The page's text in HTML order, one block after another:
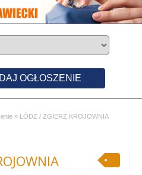
OGŁOSZENIE
» ŁÓDZ / ZGIERZ KROJOWNIA